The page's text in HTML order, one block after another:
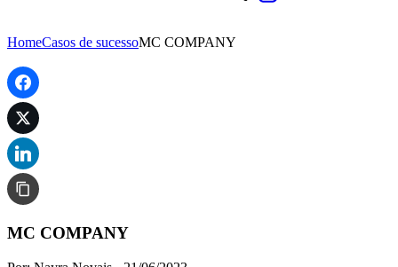
HomeCasos de sucessoMC COMPANY
MC COMPANY